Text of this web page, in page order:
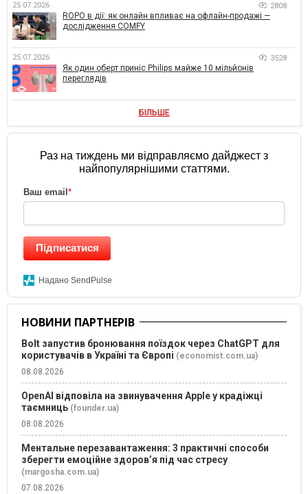
25.07.2026 2808
ROPO в дії: як онлайн впливає на офлайн-продажі —
дослідження COMFY
25.07.2026 3528
Як один оберт приніс Philips майже 10 мільйонів
переглядів
БІЛЬШЕ
Раз на тиждень ми відправляємо дайджест з
найпопулярнішими статтями.
Ваш email *
Підписатися
Надано SendPulse
НОВИНИ ПАРТНЕРІВ
Bolt запустив бронювання поїздок через ChatGPT для
користувачів в Україні та Європі (economist.com.ua)
08.08.2026
OpenAI відповіла на звинувачення Apple у крадіжці
таємниць (founder.ua)
08.08.2026
Ментальне перезавантаження: 3 практичні способи
зберегти емоційне здоров’я під час стресу
(margosha.com.ua)
07.08.2026